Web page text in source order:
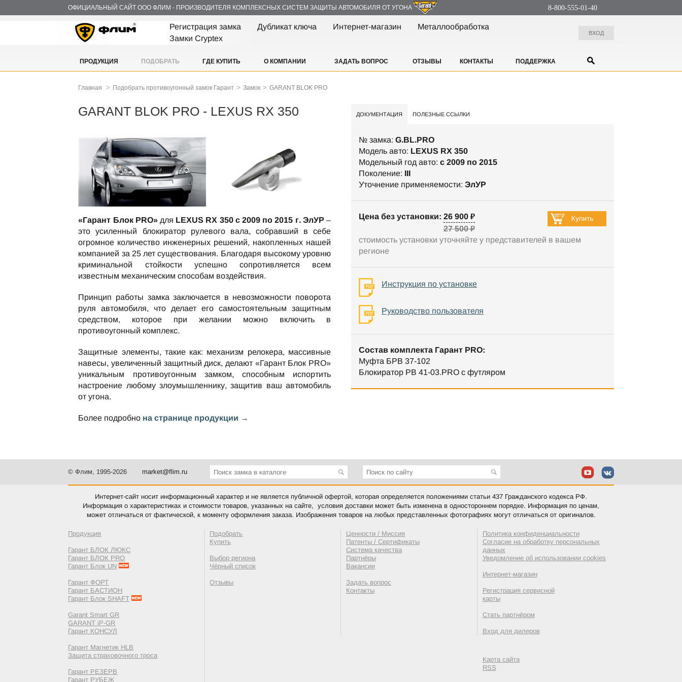
ОФИЦИАЛЬНЫЙ САЙТ ООО ФЛИМ - ПРОИЗВОДИТЕЛЯ КОМПЛЕКСНЫХ СИСТЕМ ЗАЩИТЫ АВТОМОБИЛЯ ОТ УГОНА 8-800-555-01-40
Регистрация замка Дубликат ключа Интернет-магазин
Металлообработка
Замки Cryptex
ВХОД
ПРОДУКЦИЯ ПОДОБРАТЬ ГДЕ КУПИТЬ О КОМПАНИИ ЗАДАТЬ ВОПРОС ОТЗЫВЫ КОНТАКТЫ ПОДДЕРЖКА
Главная > Подобрать противоугонный замок Гарант > Замок > GARANT BLOK PRO
GARANT BLOK PRO - LEXUS RX 350
«Гарант Блок PRO»для LEXUS RX 350 c 2009 по 2015 г. ЭлУР –
это усиленный блокиратор рулевого вала, собравший в себе
огромное количество инженерных решений, накопленных нашей
компанией за 25 лет существования. Благодаря высокому уровню
криминальной стойкости успешно сопротивляется всем
известным механическим способам воздействия.
Принцип работы замка заключается в невозможности поворота
руля автомобиля, что делает его самостоятельным защитным
средством, которое при желании можно включить в
противоугонный комплекс.
Защитные элементы, такие как: механизм релокера, массивные
навесы, увеличенный защитный диск, делают «Гарант Блок PRO»
уникальным противоугонным замком, способным испортить
настроение любому злоумышленнику, защитив ваш автомобиль
от угона.
Более подробно на странице продукции →
ДОКУМЕНТАЦИЯ ПОЛЕЗНЫЕ ССЫЛКИ
№ замка: G.BL.PRO
Модель авто: LEXUS RX 350
Модельный год авто: c 2009 по 2015
Поколение: III
Уточнение применяемости: ЭлУР
Цена без установки: 26 900 ₽
27 500 ₽
стоимость установки уточняйте у представителей в вашем
регионе
Инструкция по установке
Руководство пользователя
Состав комплекта Гарант PRO:
Муфта БРВ 37-102
Блокиратор РВ 41-03.PRO с футляром
© Флим, 1995-2026 market@flim.ru
Интернет-сайт носит информационный характер и не является публичной офертой, которая определяется положениями статьи 437 Гражданского кодекса РФ.
Информация о характеристиках и стоимости товаров, указанных на сайте, условия доставки может быть изменена в одностороннем порядке. Информация по ценам,
может отличаться от фактической, к моменту оформления заказа. Изображения товаров на любых представленных фотографиях могут отличаться от оригиналов.
Продукция
Гарант БЛОК ЛЮКС
Гарант БЛОК PRO
Гарант Блок UN
Гарант ФОРТ
Гарант БАСТИОН
Гарант Блок SHAFT
Garant Smart GR
GARANT iP-GR
Гарант КОНСУЛ
Гарант Магнетик HLB
Защита страховочного троса
Гарант РЕЗЕРВ
Гарант РУБЕЖ
Подобрать
Купить
Выбор региона
Чёрный список
Отзывы
Ценности / Миссия
Патенты / Сертификаты
Система качества
Партнёры
Вакансии
Задать вопрос
Контакты
Политика конфиденциальности
Согласие на обработку персональных
данных
Уведомление об использовании cookies
Интернет-магазин
Регистрация сервисной
карты
Стать партнёром
Вход для дилеров
Карта сайта
RSS